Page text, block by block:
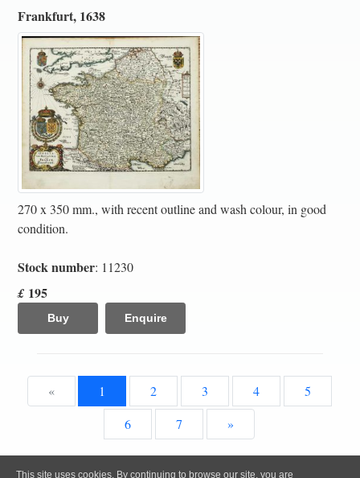
Frankfurt, 1638
270 x 350 mm., with recent outline and wash colour, in good
condition.
Stock number: 11230
£ 195
Buy Enquire
« 1 2 3 4
5
6
7 »
This site uses cookies. By continuing to browse our site, you are